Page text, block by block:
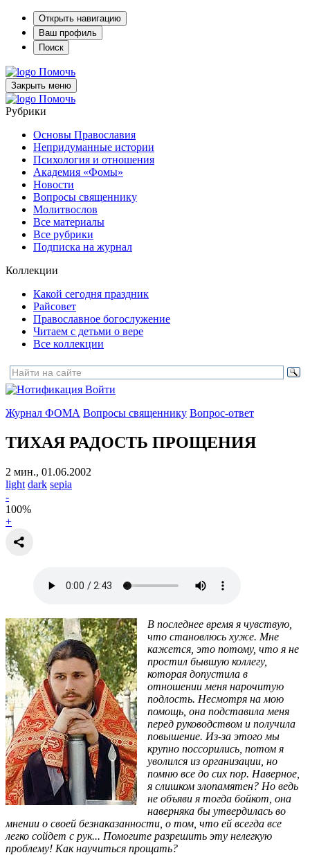
Открыть навигацию
Ваш профиль
Поиск
Помочь
Закрыть меню
Помочь
Рубрики
Основы Православия
Непридуманные истории
Психология и отношения
Академия «Фомы»
Новости
Вопросы священнику
Молитвослов
Все материалы
Все рубрики
Подписка на журнал
Коллекции
Какой сегодня праздник
Райсовет
Православное богослужение
Читаем с детьми о вере
Все коллекции
Войти
Журнал ФОМА Вопросы священнику Вопрос-ответ
ТИХАЯ РАДОСТЬ ПРОЩЕНИЯ
2 мин., 01.06.2002
light dark sepia
-
100%
+
В последнее время я чувствую,
что становлюсь хуже. Мне
кажется, это потому, что я не
простил бывшую коллегу,
которая допустила в
отношении меня нарочитую
подлость. Несмотря на мою
помощь, она подставила меня
перед руководством и получила
повышение. Из-за этого мы
крупно поссорились, потом я
уволился из организации, но
помню все до сих пор. Наверное,
я слишком злопамятен? Но ведь
не объяви я тогда бойкот, она
наверняка бы утвердилась во
мнении о своей безнаказанности, о том, что ей всегда все
легко сойдет с рук... Помогите разрешить эту нелегкую
проблему! Как научиться прощать?